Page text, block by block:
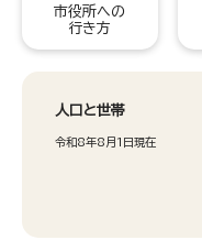
市役所への
行き方
人口と世帯
令和8年8月1日現在